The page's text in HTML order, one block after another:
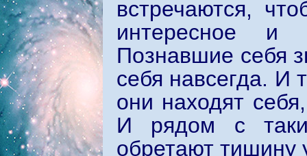
встречаются,
интересное и
Познавшие себя
себя навсегда. И
они находят
И рядом с
обретают тишину